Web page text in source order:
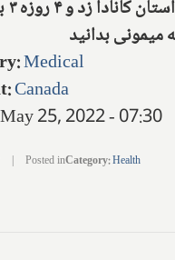
میمونی بدانید
:Medical
:Canada
25, 2022 - 07:30
| Posted inCategory:Health